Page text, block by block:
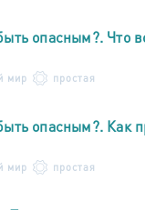
опасным?. Что
мир простая
опасным?. Как
мир простая